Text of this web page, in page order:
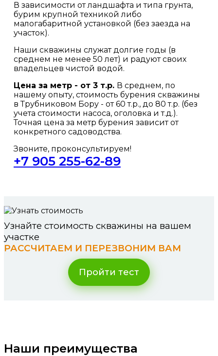
В зависимости от ландшафта и типа грунта,
бурим крупной техникой либо
малогабаритной установкой (без заезда на
участок).
Наши скважины служат долгие годы (в
среднем не менее 50 лет) и радуют своих
владельцев чистой водой.
Цена за метр - от 3 т.р. В среднем, по
нашему опыту, стоимость бурения скважины
в Трубниковом Бору - от 60 т.р., до 80 т.р. (без
учета стоимости насоса, оголовка и т.д.).
Точная цена за метр бурения зависит от
конкретного садоводства.
Звоните, проконсультируем!
+7 905 255-62-89
Узнайте стоимость скважины на вашем
участке
РАССЧИТАЕМ И ПЕРЕЗВОНИМ ВАМ
Пройти тест
Наши преимущества